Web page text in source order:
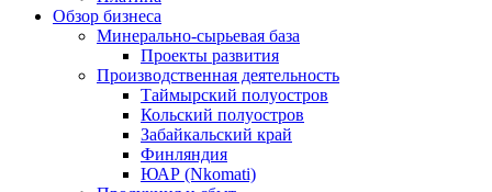
Обзор бизнеса
Минерально-сырьевая база
Проекты развития
Производственная деятельность
Таймырский полуостров
Кольский полуостров
Забайкальский край
Финляндия
ЮАР (Nkomati)